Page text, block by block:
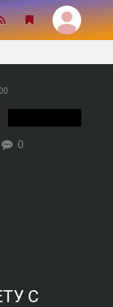
0
С